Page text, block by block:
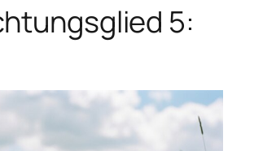
5: